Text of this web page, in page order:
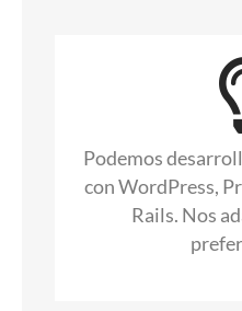
Podemos
con WordPress,
Rails. Nos